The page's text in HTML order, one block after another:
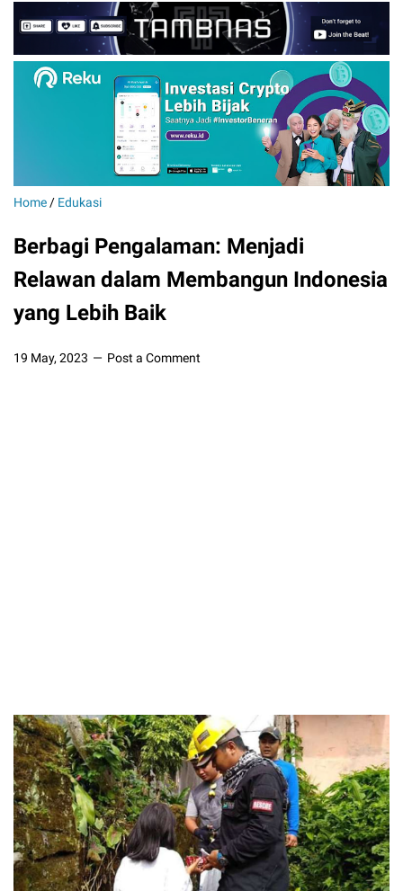
Home / Edukasi
Berbagi Pengalaman: Menjadi
Relawan dalam Membangun Indonesia
yang Lebih Baik
19 May, 2023 Post a Comment